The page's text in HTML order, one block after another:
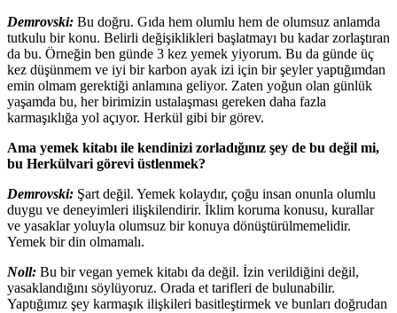
Demrovski: Bu doğru. Gıda hem olumlu hem de olumsuz anlamda
tutkulu bir konu. Belirli değişiklikleri başlatmayı bu kadar zorlaştıran
da bu. Örneğin ben günde 3 kez yemek yiyorum. Bu da günde üç
kez düşünmem ve iyi bir karbon ayak izi için bir şeyler yaptığımdan
emin olmam gerektiği anlamına geliyor. Zaten yoğun olan günlük
yaşamda bu, her birimizin ustalaşması gereken daha fazla
karmaşıklığa yol açıyor. Herkül gibi bir görev.
Ama yemek kitabı ile kendinizi zorladığınız şey de bu değil mi,
bu Herkülvari görevi üstlenmek?
Demrovski: Şart değil. Yemek kolaydır, çoğu insan onunla olumlu
duygu ve deneyimleri ilişkilendirir. İklim koruma konusu, kurallar
ve yasaklar yoluyla olumsuz bir konuya dönüştürülmemelidir.
Yemek bir din olmamalı.
Noll: Bu bir vegan yemek kitabı da değil. İzin verildiğini değil,
yasaklandığını söylüyoruz. Orada et tarifleri de bulunabilir.
Yaptığımız şey karmaşık ilişkileri basitleştirmek ve bunları doğrudan